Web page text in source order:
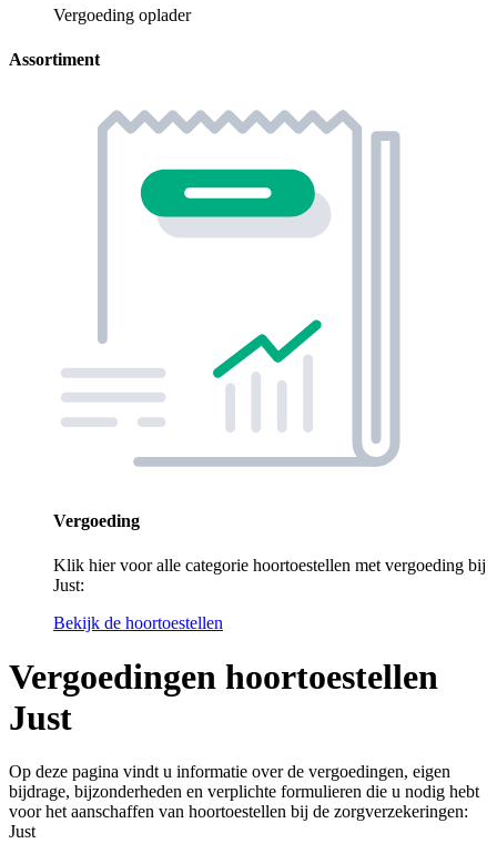
Vergoeding oplader
Assortiment
Vergoeding
Klik hier voor alle categorie hoortoestellen met vergoeding bij
Just:
Bekijk de hoortoestellen
Vergoedingen hoortoestellen
Just
Op deze pagina vindt u informatie over de vergoedingen, eigen
bijdrage, bijzonderheden en verplichte formulieren die u nodig hebt
voor het aanschaffen van hoortoestellen bij de zorgverzekeringen:
Just